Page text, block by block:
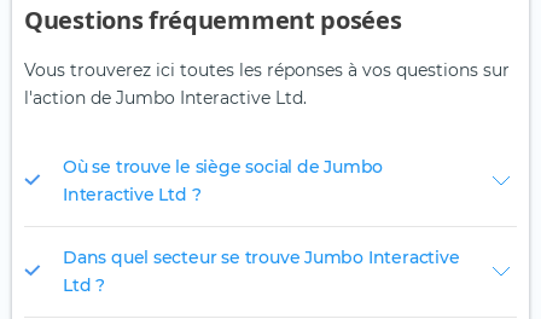
Questions fréquemment posées
Vous trouverez ici toutes les réponses à vos questions sur
l'action de Jumbo Interactive Ltd.
Où se trouve le siège social de Jumbo
Interactive Ltd ?
Dans quel secteur se trouve Jumbo Interactive
Ltd ?